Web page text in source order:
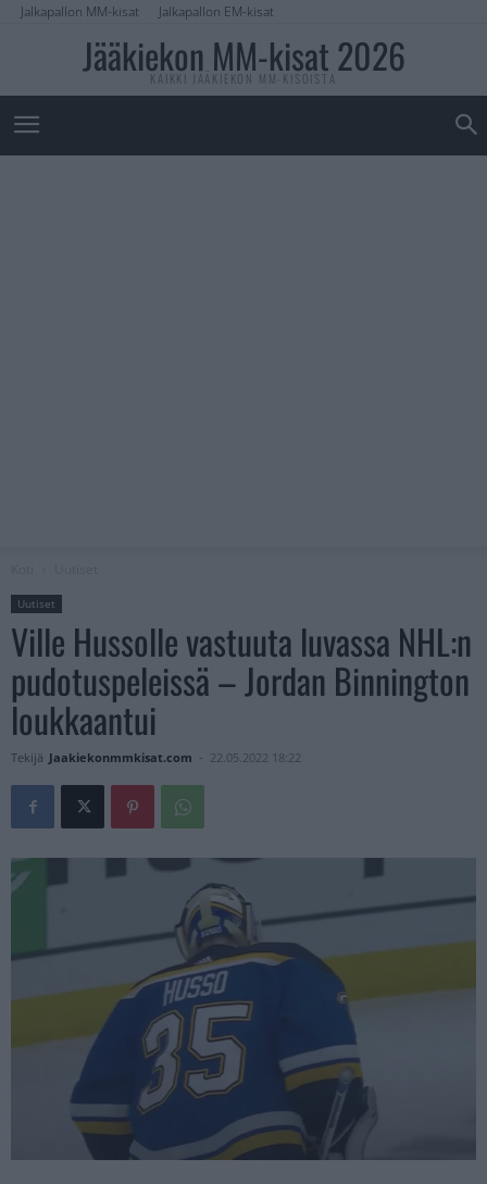
Jalkapallon MM-kisat Jalkapallon EM-kisat
Jääkiekon MM-kisat 2026
KAIKKI JÄÄKIEKON MM-KISOISTA
Uutiset
Ville Hussolle vastuuta luvassa NHL:n
pudotuspeleissä – Jordan Binnington
loukkaantui
Tekijä Jaakiekonmmkisat.com - 22.05.2022 18:22